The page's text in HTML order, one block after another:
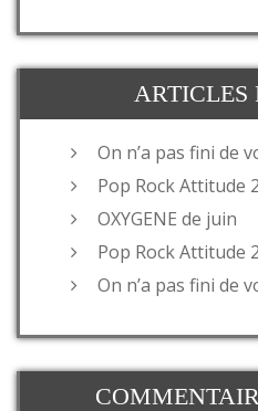
ARTICLES
On n’a pas fini de
Pop Rock Attitude
OXYGENE de juin
Pop Rock Attitude
On n’a pas fini de